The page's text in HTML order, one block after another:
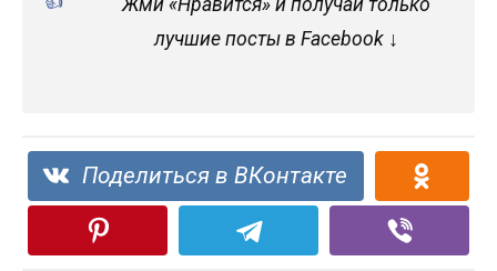
Жми «Нравится» и получай только
лучшие посты в Facebook ↓
Поделиться в ВКонтакте